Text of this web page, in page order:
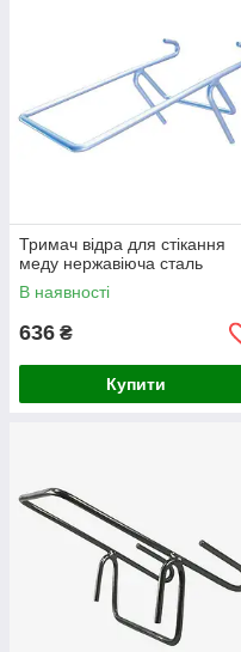
Тримач відра для стікання
меду нержавіюча сталь
В наявності
636 ₴
Купити